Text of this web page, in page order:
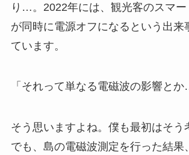
り…。2022年には、観光客のスマー
が同時に電源オフになるという出来
ています。
「それって単なる電磁波の影響とか
そう思いますよね。僕も最初はそう
でも、島の電磁波測定を行った結果